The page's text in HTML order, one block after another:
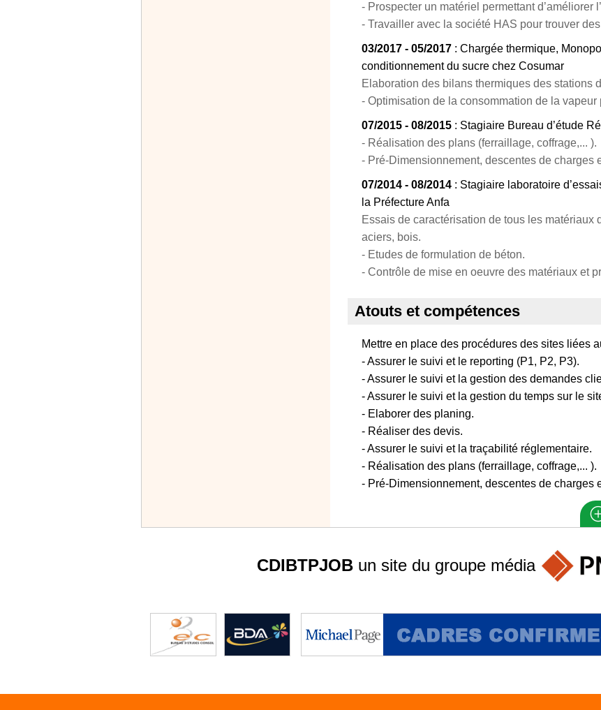
- Prospecter un matériel permettant d’améliorer
- Travailler avec la société HAS pour trouver
03/2017 - 05/2017 : Chargée thermique,
conditionnement du sucre chez Cosumar
Elaboration des bilans thermiques des stations
- Optimisation de la consommation de la
07/2015 - 08/2015 : Stagiaire Bureau d’étude
- Réalisation des plans (ferraillage, coffrage,... ).
- Pré-Dimensionnement, descentes de charges
07/2014 - 08/2014 : Stagiaire laboratoire
la Préfecture Anfa
Essais de caractérisation de tous les matériaux
aciers, bois.
- Etudes de formulation de béton.
- Contrôle de mise en oeuvre des matériaux et
Atouts et compétences
Mettre en place des procédures des sites liées
- Assurer le suivi et le reporting (P1, P2, P3).
- Assurer le suivi et la gestion des demandes
- Assurer le suivi et la gestion du temps sur le
- Elaborer des planing.
- Réaliser des devis.
- Assurer le suivi et la traçabilité réglementaire.
- Réalisation des plans (ferraillage, coffrage,... ).
- Pré-Dimensionnement, descentes de charges
CDIBTPJOBun site du groupe média